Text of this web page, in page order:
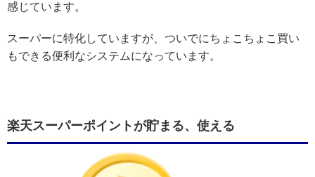
感じています。
スーパーに特化していますが、ついでにちょこちょこ買い
もできる便利なシステムになっています。
楽天スーパーポイントが貯まる、使える